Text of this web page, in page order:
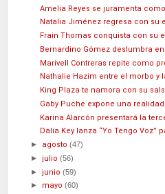
Amelia Reyes se juramenta
Natalia Jiménez regresa con su
Frain Thomas conquista con su
Bernardino Gómez deslumbra en
Marivell Contreras repite como
Nathalie Hazim entre el morbo y
King Plaza te namora con su
Gaby Puche expone una realidad
Karina Alarcón presentará la
Dalia Key lanza “Yo Tengo Voz”
► agosto(47)
►julio(56)
►junio(59)
► mayo(60)